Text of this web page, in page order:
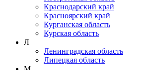
Краснодарский край
Красноярский край
Курганская область
Курская область
Л
Ленинградская область
Липецкая область